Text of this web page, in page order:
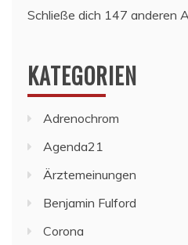
Schließe dich 147 anderen
KATEGORIEN
Adrenochrom
Agenda21
Ärztemeinungen
Benjamin Fulford
Corona